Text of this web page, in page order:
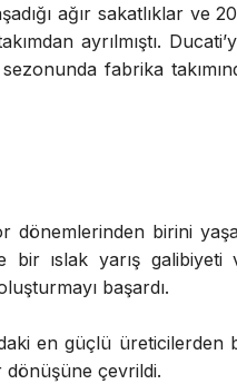
ağır sakatlıklar ve
ayrılmıştı.
fabrika
dönemlerinden birini
bir ıslak yarış
başardı.
en güçlü
dönüşüne çevrildi.